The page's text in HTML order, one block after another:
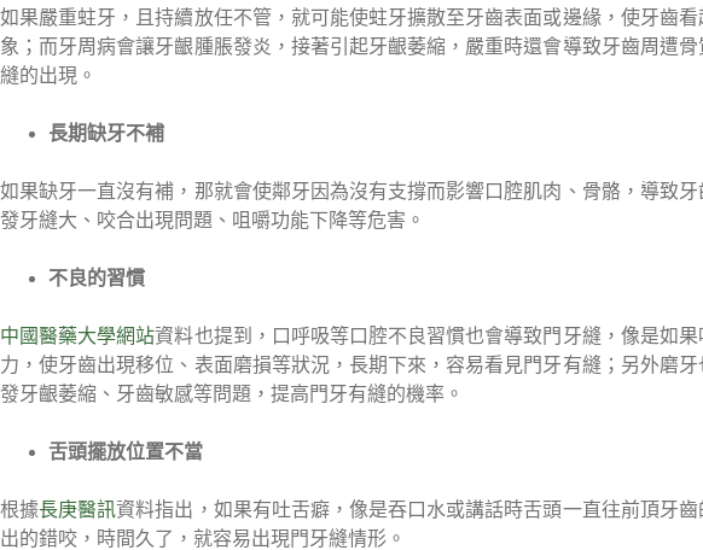
如果嚴重蛀牙，且持續放任不管，就可能使蛀牙擴散至牙齒表面或邊緣，使牙齒
象；而牙周病會讓牙齦腫脹發炎，接著引起牙齦萎縮，嚴重時還會導致牙齒周遭
縫的出現。
長期缺牙不補
如果缺牙一直沒有補，那就會使鄰牙因為沒有支撐而影響口腔肌肉、骨骼，導致牙
發牙縫大、咬合出現問題、咀嚼功能下降等危害。
不良的習慣
中國醫藥大學網站資料也提到，口呼吸等口腔不良習慣也會導致門牙縫，像是如
力，使牙齒出現移位、表面磨損等狀況，長期下來，容易看見門牙有縫；另外磨
發牙齦萎縮、牙齒敏感等問題，提高門牙有縫的機率。
舌頭擺放位置不當
根據長庚醫訊資料指出，如果有吐舌癖，像是吞口水或講話時舌頭一直往前頂牙
出的錯咬，時間久了，就容易出現門牙縫情形。